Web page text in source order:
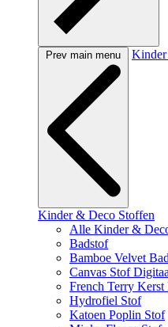
Prev main menu
Kinder & Deco Stoffen
Alle Kinder &
Badstof
Bamboe Velvet
Canvas Stof
French Terry Kerst
Hydrofiel Stof
Katoen Poplin Stof